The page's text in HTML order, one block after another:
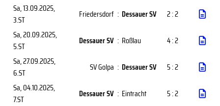
Sa, 13.09.2025,
3.ST
Friedersdorf : Dessauer SV
2 : 2
Sa, 20.09.2025,
5.ST
Dessauer SV : Roßlau
4 : 2
Sa, 27.09.2025,
6.ST
SV Golpa : Dessauer SV
5 : 2
Sa, 04.10.2025,
7.ST
Dessauer SV : Eintracht
5 : 2